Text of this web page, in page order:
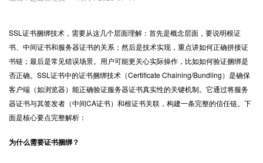
SSL证书捆绑技术，需要从这几个层面理解：首先是概念层面，要说明根证
书、中间证书和服务器证书的关系；然后是技术实现，重点讲如何正确拼接证
书链；最后是常见错误场景。用户可能更关心实际操作，比如如何验证捆绑是
否正确。SSL证书中的证书捆绑技术（Certificate Chaining/Bundling）是确保
客户端（如浏览器）能正确验证服务器证书真实性的关键机制。它通过将服务
器证书与其签发者（中间CA证书）和根证书关联，构建一条完整的信任链。下
面是核心要点完整解析：
为什么需要证书捆绑？